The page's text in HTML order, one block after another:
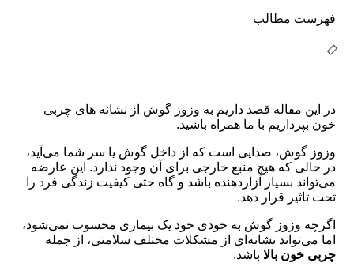
فهرست مطالب
در این مقاله قصد داریم به وزوز گوش از نشانه های چربی
خون بپردازیم با ما همراه باشید.
وزوز گوش، صدایی است که از داخل گوش یا سر شما می‌آید،
در حالی که هیچ منبع خارجی برای آن وجود ندارد. این عارضه
می‌تواند بسیار آزاردهنده باشد و گاه حتی کیفیت زندگی فرد را
تحت تاثیر قرار دهد.
اگرچه وزوز گوش به خودی خود یک بیماری محسوب نمی‌شود،
اما می‌تواند نشانه‌ای از مشکلات مختلف سلامتی، از جمله
چربی خون بالا باشد.